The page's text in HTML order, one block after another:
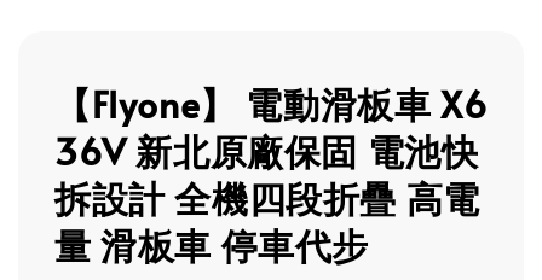
【Flyone】 電動滑板車 X6
36V 新北原廠保固 電池快
拆設計 全機四段折疊 高電
量 滑板車 停車代步